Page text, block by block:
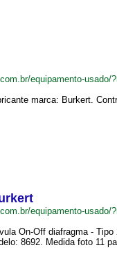
equipamento-
marca: Burkert.
equipamento-
On-Off diafragma -
8692. Medida foto 11